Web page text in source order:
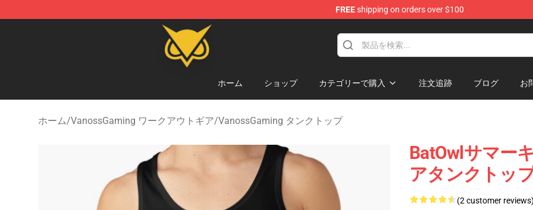
FREEshipping on orders over $100
Vanossgaming Store - Official Vanossgaming Merchandise Shop
ホーム ショップ カテゴリーで購入 注文追跡 ブログ お
ホーム/VanossGaming ワークアウトギア/VanossGaming タンクトップ
BatOwlサマー
アタンクトッ
(2 customer reviews)